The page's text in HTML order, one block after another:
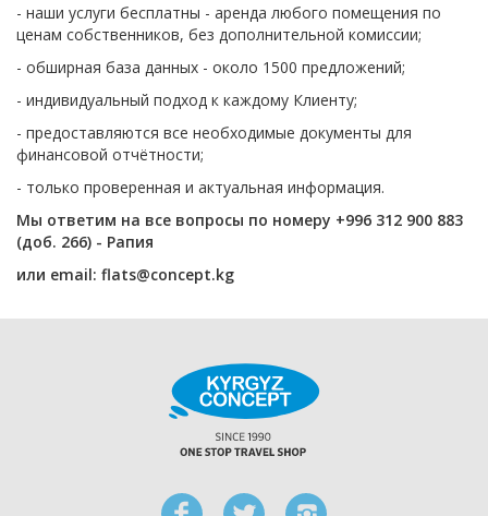
- наши услуги бесплатны - аренда любого помещения по
ценам собственников, без дополнительной комиссии;
- обширная база данных - около 1500 предложений;
- индивидуальный подход к каждому Клиенту;
- предоставляются все необходимые документы для
финансовой отчётности;
- только проверенная и актуальная информация.
Мы ответим на все вопросы по номеру +996 312 900 883
(доб. 266) - Рапия
или еmail: flats@concept.kg